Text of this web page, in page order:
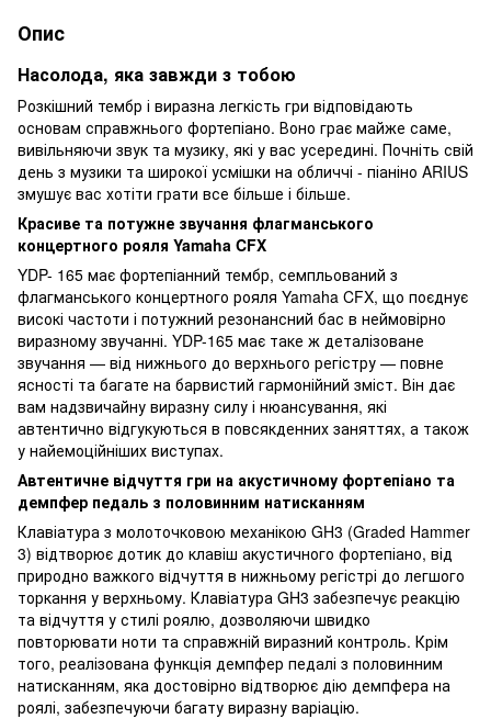
Опис
Насолода, яка завжди з тобою
Розкішний тембр і виразна легкість гри відповідають
основам справжнього фортепіано. Воно грає майже саме,
вивільняючи звук та музику, які у вас усередині. Почніть свій
день з музики та широкої усмішки на обличчі - піаніно ARIUS
змушує вас хотіти грати все більше і більше.
Красиве та потужне звучання флагманського
концертного рояля Yamaha CFX
YDP- 165 має фортепіанний тембр, семпльований з
флагманського концертного рояля Yamaha CFX, що поєднує
високі частоти і потужний резонансний бас в неймовірно
виразному звучанні. YDP-165 має таке ж деталізоване
звучання — від нижнього до верхнього регістру — повне
ясності та багате на барвистий гармонійний зміст. Він дає
вам надзвичайну виразну силу і нюансування, які
автентично відгукуються в повсякденних заняттях, а також
у найемоційніших виступах.
Автентичне відчуття гри на акустичному фортепіано та
демпфер педаль з половинним натисканням
Клавіатура з молоточковою механікою GH3 (Graded Hammer
3) відтворює дотик до клавіш акустичного фортепіано, від
природно важкого відчуття в нижньому регістрі до легшого
торкання у верхньому. Клавіатура GH3 забезпечує реакцію
та відчуття у стилі роялю, дозволяючи швидко
повторювати ноти та справжній виразний контроль. Крім
того, реалізована функція демпфер педалі з половинним
натисканням, яка достовірно відтворює дію демпфера на
роялі, забезпечуючи багату виразну варіацію.